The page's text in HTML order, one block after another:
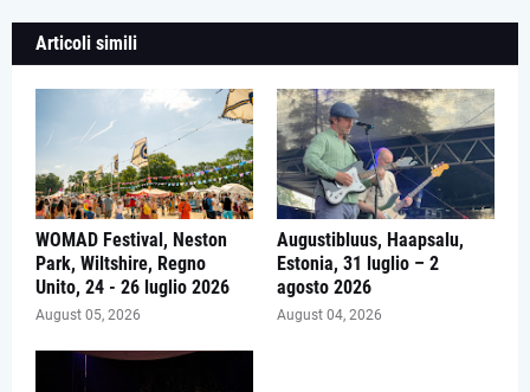
Articoli simili
WOMAD Festival, Neston
Park, Wiltshire, Regno
Unito, 24 - 26 luglio 2026
August 05, 2026
Augustibluus, Haapsalu,
Estonia, 31 luglio – 2
agosto 2026
August 04, 2026